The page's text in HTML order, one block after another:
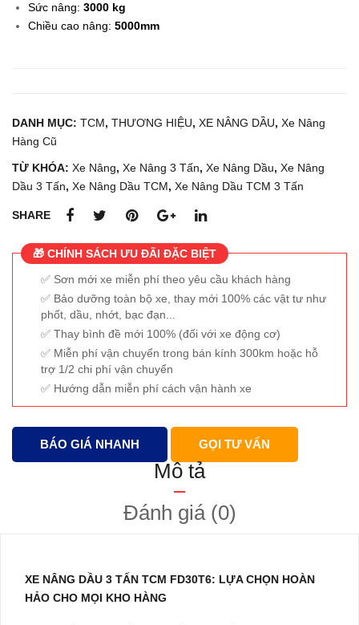
Sức nâng: 3000 kg
Chiều cao nâng: 5000mm
DANH MỤC: TCM, THƯƠNG HIỆU, XE NÂNG DẦU, Xe Nâng
Hàng Cũ
TỪ KHÓA: Xe Nâng, Xe Nâng 3 Tấn, Xe Nâng Dầu, Xe Nâng
Dầu 3 Tấn, Xe Nâng Dầu TCM, Xe Nâng Dầu TCM 3 Tấn
SHARE
🎁 CHÍNH SÁCH ƯU ĐÃI ĐẶC BIỆT
Sơn mới xe miễn phí theo yêu cầu khách hàng
Bảo dưỡng toàn bộ xe, thay mới 100% các vật tư như
phốt, dầu, nhớt, bạc đạn...
Thay bình đề mới 100% (đối với xe động cơ)
Miễn phí vận chuyển trong bán kính 300km hoặc hỗ
trợ 1/2 chi phí vận chuyển
Hướng dẫn miễn phí cách vận hành xe
BÁO GIÁ NHANH GỌI TƯ VẤN
Mô tả
Đánh giá (0)
XE NÂNG DẦU 3 TẤN TCM FD30T6: LỰA CHỌN HOÀN
HẢO CHO MỌI KHO HÀNG